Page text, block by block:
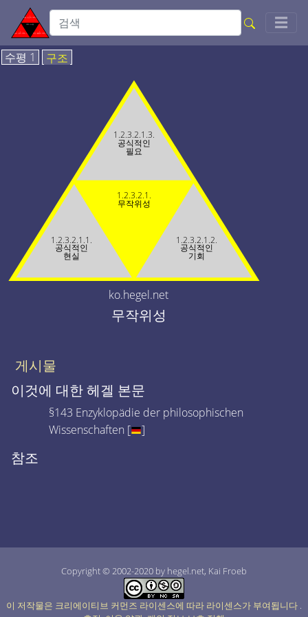
☰
수평 1 구조
1.2.3.2.1.
무작위성
1.2.3.2.1.1.
공식적인
현실
1.2.3.2.1.2.
공식적인
기회
1.2.3.2.1.3.
공식적인
필요
ko.hegel.net
무작위성
게시물
이것에 대한 헤겔 본문
§143 Enzyklopädie der philosophischen
Wissenschaften [
]
참조
Copyright © 2002-2020 by hegel.net, Kai Froeb
이 저작물은 크리에이티브 커먼즈 라이센스에 따라 라이센스가 부여됩니다 .